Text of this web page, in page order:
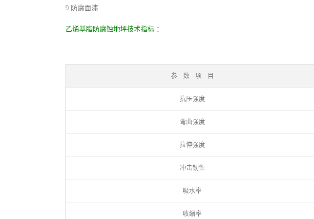
9.防腐面漆
乙烯基脂防腐蚀地坪技术指标 ：
参 数 项 目
抗压强度
弯曲强度
拉伸强度
冲击韧性
吸水率
收缩率